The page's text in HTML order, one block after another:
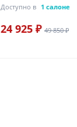
Доступно в 1 салоне
24 925 ₽ 49 850 ₽